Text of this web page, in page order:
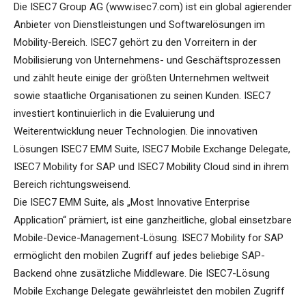
Die ISEC7 Group AG (www.isec7.com) ist ein global agierender
Anbieter von Dienstleistungen und Softwarelösungen im
Mobility-Bereich. ISEC7 gehört zu den Vorreitern in der
Mobilisierung von Unternehmens- und Geschäftsprozessen
und zählt heute einige der größten Unternehmen weltweit
sowie staatliche Organisationen zu seinen Kunden. ISEC7
investiert kontinuierlich in die Evaluierung und
Weiterentwicklung neuer Technologien. Die innovativen
Lösungen ISEC7 EMM Suite, ISEC7 Mobile Exchange Delegate,
ISEC7 Mobility for SAP und ISEC7 Mobility Cloud sind in ihrem
Bereich richtungsweisend.
Die ISEC7 EMM Suite, als „Most Innovative Enterprise
Application“ prämiert, ist eine ganzheitliche, global einsetzbare
Mobile-Device-Management-Lösung. ISEC7 Mobility for SAP
ermöglicht den mobilen Zugriff auf jedes beliebige SAP-
Backend ohne zusätzliche Middleware. Die ISEC7-Lösung
Mobile Exchange Delegate gewährleistet den mobilen Zugriff